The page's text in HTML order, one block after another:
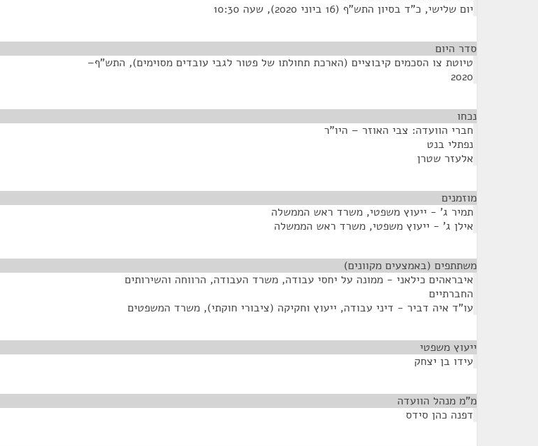
יום שלישי, כ"ד בסיון התש"ף (16 ביוני 2020), שעה 10:30
סדר היום
טיוטת צו הסכמים קיבוציים (הארכת תחולתו של פטור לגבי עובדים מסוימים), התש"ף–
2020
נכחו
חברי הוועדה: צבי האוזר – היו"ר
נפתלי בנט
אלעזר שטרן
מוזמנים
תמיר ג' - ייעוץ משפטי, משרד ראש הממשלה
אילן ג' - ייעוץ משפטי, משרד ראש הממשלה
משתתפים (באמצעים מקוונים)
איבראהים כילאני - ממונה על יחסי עבודה, משרד העבודה, הרווחה והשירותים
החברתיים
עו"ד איה דביר - דיני עבודה, ייעוץ וחקיקה (ציבורי חוקתי), משרד המשפטים
ייעוץ משפטי
עידו בן יצחק
מ"מ מנהל הוועדה
דפנה כהן סידס